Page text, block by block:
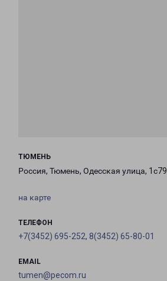
ТЮМЕНЬ
Россия, Тюмень, Одесская улица, 1с79
на карте
ТЕЛЕФОН
+7(3452) 695-252, 8(3452) 65-80-01
EMAIL
tumen@pecom.ru